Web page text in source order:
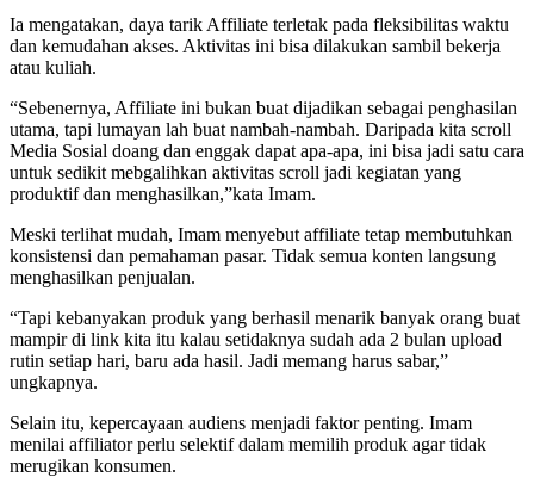
Ia mengatakan, daya tarik Affiliate terletak pada fleksibilitas waktu
dan kemudahan akses. Aktivitas ini bisa dilakukan sambil bekerja
atau kuliah.
“Sebenernya, Affiliate ini bukan buat dijadikan sebagai penghasilan
utama, tapi lumayan lah buat nambah-nambah. Daripada kita scroll
Media Sosial doang dan enggak dapat apa-apa, ini bisa jadi satu cara
untuk sedikit mebgalihkan aktivitas scroll jadi kegiatan yang
produktif dan menghasilkan,”kata Imam.
Meski terlihat mudah, Imam menyebut affiliate tetap membutuhkan
konsistensi dan pemahaman pasar. Tidak semua konten langsung
menghasilkan penjualan.
“Tapi kebanyakan produk yang berhasil menarik banyak orang buat
mampir di link kita itu kalau setidaknya sudah ada 2 bulan upload
rutin setiap hari, baru ada hasil. Jadi memang harus sabar,”
ungkapnya.
Selain itu, kepercayaan audiens menjadi faktor penting. Imam
menilai affiliator perlu selektif dalam memilih produk agar tidak
merugikan konsumen.